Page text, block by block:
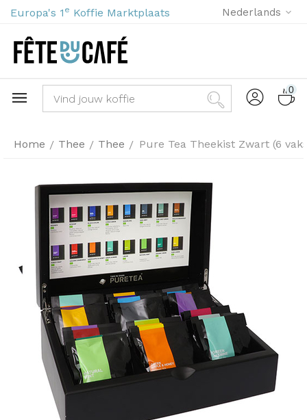
Europa's 1 e Koffie Marktplaats Nederlands
0
Home / Thee / Thee / Pure Tea Theekist Zwart (6